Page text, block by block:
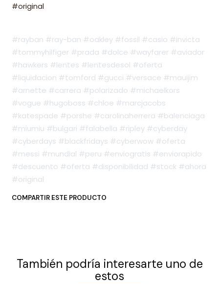
#original
#rayban #ray-ban #oakley #fossil #casio #invicta
#tommyhilfiger #prada #dolce #wayfarer #aviador
#hawkers #lentes #lentesdesol #oferta
#liquidacion #tomford #gucci #versace #mauijim
#arnette #carrera #polarizado #michaelkors
#vogue #hugoboss #chloe #marcjacobs
#katespade #porshe #carolinaherrera #balenciaga
#miumiu #bulgari #falabella #ripley #cyberday
#cyberdays #blackfridays #cyberwow #oferta
#messi #mundial #peru #enviogratis #enviorapido
#descuento #oferta #disponibilidad #stock #ahora
#original
COMPARTIR ESTE PRODUCTO
También podría interesarte uno de
estos